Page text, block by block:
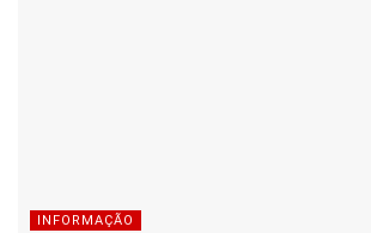
INFORMAÇÃO